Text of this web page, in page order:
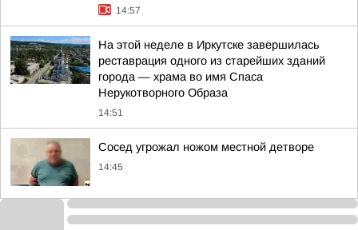
14:57
На этой неделе в Иркутске завершилась
реставрация одного из старейших зданий
города — храма во имя Спаса
Нерукотворного Образа
14:51
Сосед угрожал ножом местной детворе
14:45